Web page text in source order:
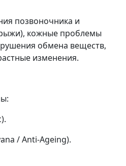
позвоночника и
кожные проблемы
обмена веществ,
изменения.
/ Anti-Ageing).